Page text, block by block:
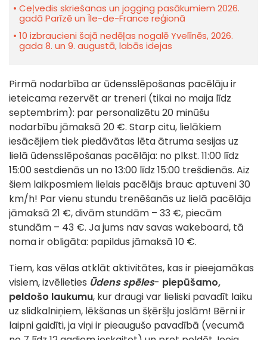
Ceļvedis skriešanas un jogging pasākumiem 2026.
gadā Parīzē un Île-de-France reģionā
10 izbraucieni šajā nedēļas nogalē Yvelīnēs, 2026.
gada 8. un 9. augustā, labās idejas
Pirmā nodarbība ar ūdensslēpošanas pacēlāju ir
ieteicama rezervēt ar treneri (tikai no maija līdz
septembrim): par personalizētu 20 minūšu
nodarbību jāmaksā 20 €. Starp citu, lielākiem
iesācējiem tiek piedāvātas lēta ātruma sesijas uz
lielā ūdensslēpošanas pacēlāja: no plkst. 11:00 līdz
15:00 sestdienās un no 13:00 līdz 15:00 trešdienās. Aiz
šiem laikposmiem lielais pacēlājs brauc aptuveni 30
km/h! Par vienu stundu trenēšanās uz lielā pacēlāja
jāmaksā 21 €, divām stundām – 33 €, piecām
stundām – 43 €. Ja jums nav savas wakeboard, tā
noma ir obligāta: papildus jāmaksā 10 €.
Tiem, kas vēlas atklāt aktivitātes, kas ir pieejamākas
visiem, izvēlieties Ūdens spēles- piepūšamo,
peldošo laukumu, kur draugi var lieliski pavadīt laiku
uz slidkalniņiem, lēkšanas un šķēršļu joslām! Bērni ir
laipni gaidīti, ja viņi ir pieaugušo pavadībā (vecumā